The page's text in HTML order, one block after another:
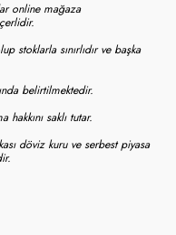
online mağaza
stoklarla sınırlıdır ve başka
belirtilmektedir.
saklı tutar.
döviz kuru ve serbest piyasa